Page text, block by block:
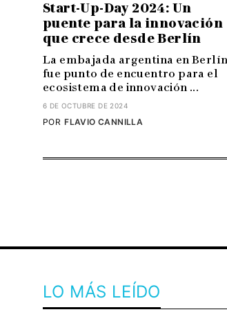
Start-Up-Day 2024: Un
puente para la innovación
que crece desde Berlín
La embajada argentina en Berlín
fue punto de encuentro para el
ecosistema de innovación ...
6 DE OCTUBRE DE 2024
FLAVIO CANNILLA
POR
LO MÁS LEÍDO